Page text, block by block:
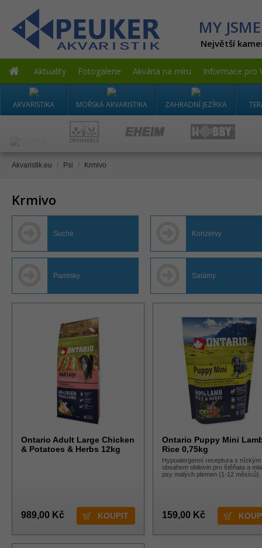
MY
Největší
Aktuality Fotogalerie Akvária na míru Informace pro
AKVARISTIKA MOŘSKÁ AKVARISTIKA ZAHRADNÍ JEZÍRKA
Akvaristik.eu / Psi / Krmivo
Krmivo
Suché Konzervy
Pamlsky Salámy
Ontario Adult Large Chicken
& Potatoes & Herbs 12kg
989,00 Kč
Ontario Puppy Mini
Rice 0,75kg
Hypoalergenní receptura s nízkým
obsahem obilovin pro štěňata a
psy malých plemen (1-12 měsíců).
159,00 Kč